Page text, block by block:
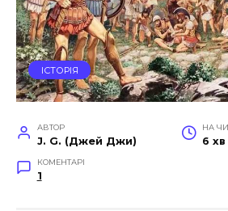
ІСТОРІЯ
АВТОР
J. G. (Джей Джи)
НА
6 хв
КОМЕНТАРІ
1